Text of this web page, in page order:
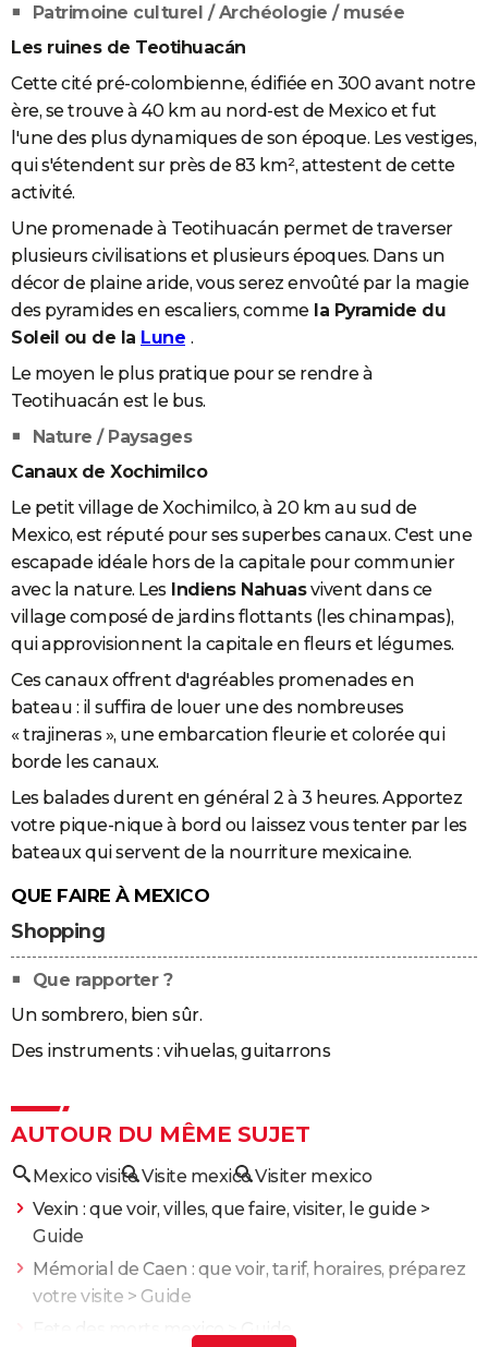
Patrimoine culturel / Archéologie / musée
Les ruines de Teotihuacán
Cette cité pré-colombienne, édifiée en 300 avant notre
ère, se trouve à 40 km au nord-est de Mexico et fut
l'une des plus dynamiques de son époque. Les vestiges,
qui s'étendent sur près de 83 km², attestent de cette
activité.
Une promenade à Teotihuacán permet de traverser
plusieurs civilisations et plusieurs époques. Dans un
décor de plaine aride, vous serez envoûté par la magie
des pyramides en escaliers, comme la Pyramide du
Soleil ou de la Lune .
Le moyen le plus pratique pour se rendre à
Teotihuacán est le bus.
Nature / Paysages
Canaux de Xochimilco
Le petit village de Xochimilco, à 20 km au sud de
Mexico, est réputé pour ses superbes canaux. C'est une
escapade idéale hors de la capitale pour communier
avec la nature. LesIndiens Nahuasvivent dans ce
village composé de jardins flottants (les chinampas),
qui approvisionnent la capitale en fleurs et légumes.
Ces canaux offrent d'agréables promenades en
bateau : il suffira de louer une des nombreuses
« trajineras », une embarcation fleurie et colorée qui
borde les canaux.
Les balades durent en général 2 à 3 heures. Apportez
votre pique-nique à bord ou laissez vous tenter par les
bateaux qui servent de la nourriture mexicaine.
QUE FAIRE À MEXICO
Shopping
Que rapporter ?
Un sombrero, bien sûr.
Des instruments : vihuelas, guitarrons
AUTOUR DU MÊME SUJET
Mexico visiteVisite mexicoVisiter mexico
Vexin : que voir, villes, que faire, visiter, le guide >
Guide
Mémorial de Caen : que voir, tarif, horaires, préparez
votre visite > Guide